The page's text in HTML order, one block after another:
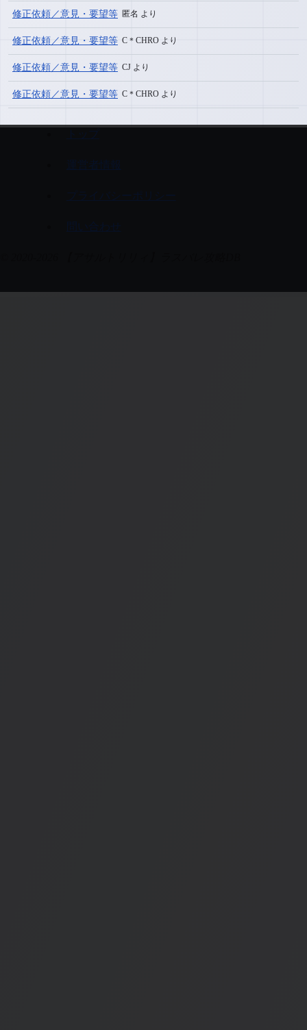
修正依頼／意見・要望等 匿名 より
修正依頼／意見・要望等 C＊CHRO より
修正依頼／意見・要望等 CJ より
修正依頼／意見・要望等 C＊CHRO より
トップ
運営者情報
プライバシーポリシー
問い合わせ